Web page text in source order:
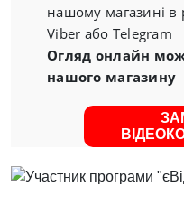
нашому магазині в
Viber або Telegram
Огляд онлайн
нашого магазину